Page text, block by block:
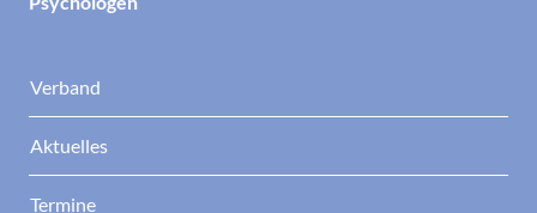
Verband
Aktuelles
Termine